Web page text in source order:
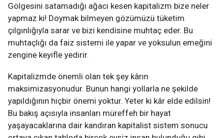
Gölgesini satamadığı ağacı kesen kapitalizm bize neler
yapmaz ki! Doymak bilmeyen gözümüzü tüketim
çılgınlığıyla sarar ve bizi kendisine muhtaç eder. Bu
muhtaçlığı da faiz sistemi ile yapar ve yoksulun emeğini
zengine keyifle yedirir.
Kapitalizmde önemli olan tek şey kârın
maksimizasyonudur. Bunun hangi yollarla ne şekilde
yapıldığının hiçbir önemi yoktur. Yeter ki kâr elde edilsin!
Bu bakış açısıyla insanları müreffeh bir hayat
yaşayacaklarına dair kandıran kapitalist sistem sonucu